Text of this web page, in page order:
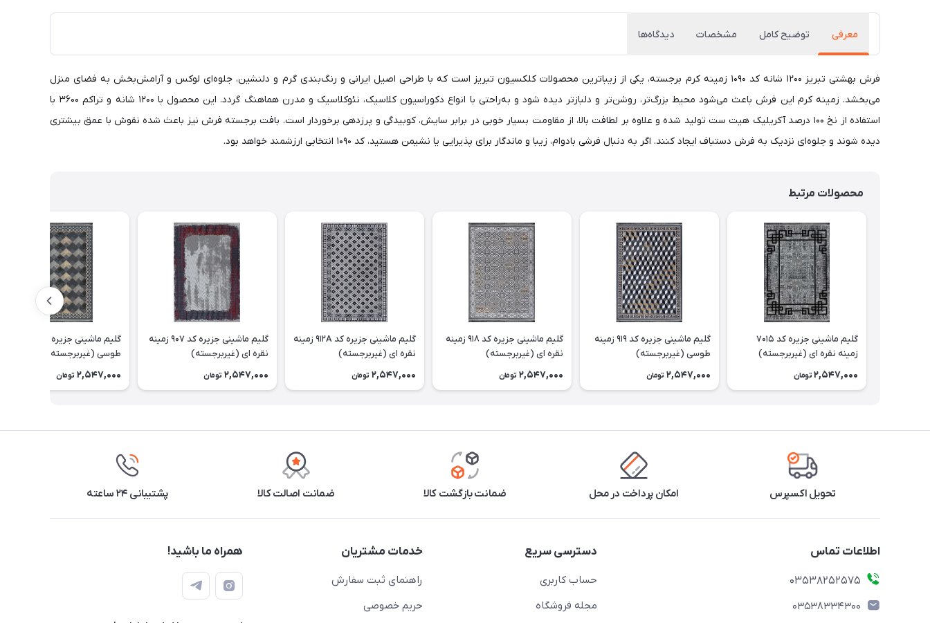
معرفی توضیح کامل مشخصات دیدگاه‌ها
فرش بهشتی تبریز 1200 شانه کد 1090 زمینه کرم برجسته، یکی از زیباترین محصولات کلکسیون تبریز است که با طراحی اصیل ایرانی و رنگ‌بندی گرم و دلنشین، جلوه‌ای لوکس و آرامش‌بخش به فضای منزل
می‌بخشد. زمینه کرم این فرش باعث می‌شود محیط بزرگ‌تر، روشن‌تر و دلبازتر دیده شود و به‌راحتی با انواع دکوراسیون کلاسیک، نئوکلاسیک و مدرن هماهنگ گردد. این محصول با 1200 شانه و تراکم 3600 با
استفاده از نخ 100 درصد آکریلیک هیت ست تولید شده و علاوه بر لطافت بالا، از مقاومت بسیار خوبی در برابر سایش، کوبیدگی و پرزدهی برخوردار است. بافت برجسته فرش نیز باعث شده نقوش با عمق بیشتری
دیده شوند و جلوه‌ای نزدیک به فرش دستباف ایجاد کنند. اگر به دنبال فرشی بادوام، زیبا و ماندگار برای پذیرایی یا نشیمن هستید، کد 1090 انتخابی ارزشمند خواهد بود.
محصولات مرتبط
گلیم ماشینی جزیره کد 7015
زمینه نقره ای (غیربرجسته)
2,547,000 تومان
گلیم ماشینی جزیره کد 919 زمینه
طوسی (غیربرجسته)
2,547,000 تومان
گلیم ماشینی جزیره کد 918 زمینه
نقره ای (غیربرجسته)
2,547,000 تومان
گلیم ماشینی جزیره کد 912A زمینه
نقره ای (غیربرجسته)
2,547,000 تومان
گلیم ماشینی جزیره کد 907 زمینه
نقره ای (غیربرجسته)
2,547,000 تومان
طوسی (غیربرجسته)
2,547,000 تومان
تحویل اکسپرس امکان پرداخت در محل ضمانت بازگشت کالا ضمانت اصالت کالا پشتیبانی ۲۴ ساعته
اطلاعات تماس
03538252575
03538334300
دسترسی سریع
حساب کاربری
مجله فروشگاه
خدمات مشتریان
راهنمای ثبت سفارش
حریم خصوصی
همراه ما باشید!